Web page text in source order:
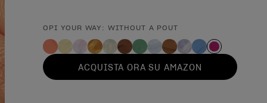
Forma del prodotto
OPI YOUR WAY: WITHOUT A POUT
ACQUISTA ORA SU AMAZON